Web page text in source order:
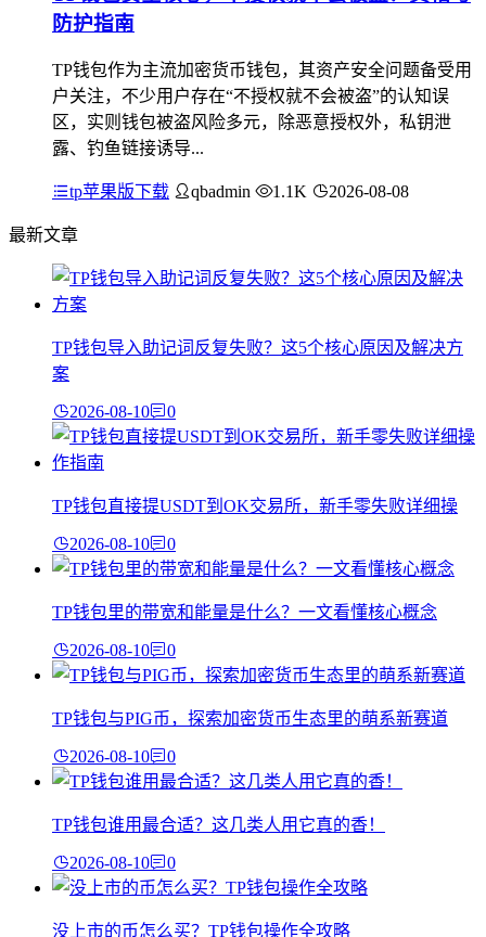
防护指南
TP钱包作为主流加密货币钱包，其资产安全问题备受用
户关注，不少用户存在“不授权就不会被盗”的认知误
区，实则钱包被盗风险多元，除恶意授权外，私钥泄
露、钓鱼链接诱导...
tp苹果版下载 qbadmin 1.1K 2026-08-08
最新文章
TP钱包导入助记词反复失败？这5个核心原因及解决方
案
2026-08-10 0
TP钱包直接提USDT到OK交易所，新手零失败详细操
2026-08-10 0
TP钱包里的带宽和能量是什么？一文看懂核心概念
2026-08-10 0
TP钱包与PIG币，探索加密货币生态里的萌系新赛道
2026-08-10 0
TP钱包谁用最合适？这几类人用它真的香！
2026-08-10 0
没上市的币怎么买？TP钱包操作全攻略